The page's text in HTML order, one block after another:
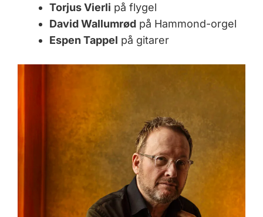
Torjus Vierli på flygel
David Wallumrødpå Hammond-orgel
Espen Tappel på gitarer